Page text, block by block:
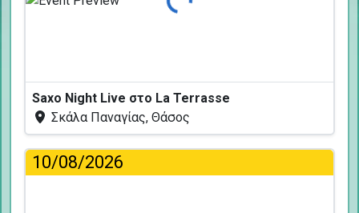
Saxo Night Live στο La Terrasse
Σκάλα Παναγίας, Θάσος
10/08/2026